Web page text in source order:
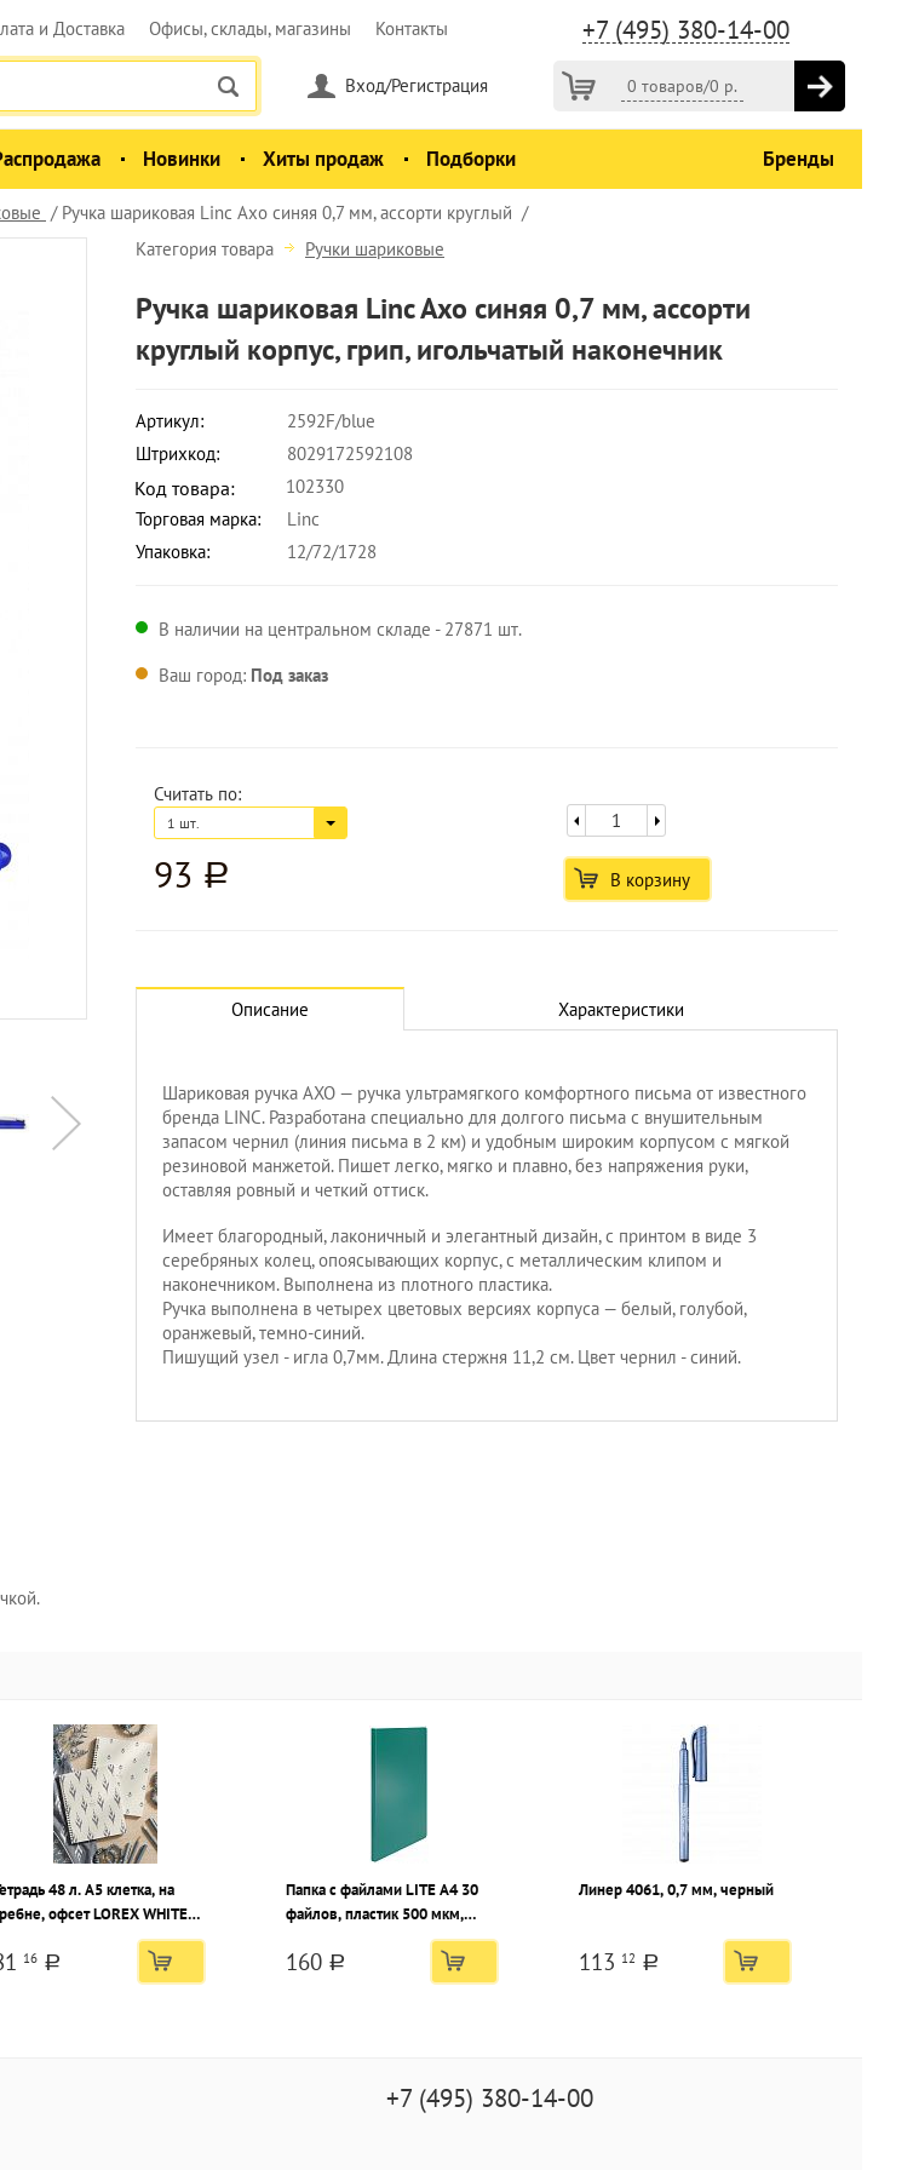
+7 (495) 380-14-00
и Доставка Офисы, склады, магазины Контакты
0 товаров/0 р.
Вход/Регистрация
Новинки Хиты продаж Подборки Бренды
Ручка шариковая Linc Axo синяя 0,7 мм, ассорти круглый
Увеличить изображение
Категория товара Ручки шариковые
Ручка шариковая Linc Axo синяя 0,7 мм, ассорти
круглый корпус, грип, игольчатый наконечник
Артикул:
2592F/blue
Штрихкод:
8029172592108
Код товара:
102330
Торговая марка:
Linc
Упаковка:
12/72/1728
В наличии на центральном складе - 27871 шт.
Ваш город: Под заказ
Считать по:
1 шт.
93 a В корзину
Описание Характеристики
Шариковая ручка AXO — ручка ультрамягкого комфортного письма от известного
бренда LINC. Разработана специально для долгого письма с внушительным
запасом чернил (линия письма в 2 км) и удобным широким корпусом с мягкой
резиновой манжетой. Пишет легко, мягко и плавно, без напряжения руки,
оставляя ровный и четкий оттиск.
Имеет благородный, лаконичный и элегантный дизайн, с принтом в виде 3
серебряных колец, опоясывающих корпус, с металлическим клипом и
наконечником. Выполнена из плотного пластика.
Ручка выполнена в четырех цветовых версиях корпуса — белый, голубой,
оранжевый, темно-синий.
Пишущий узел - игла 0,7мм. Длина стержня 11,2 см. Цвет чернил - синий.
48 л. А5 клетка, на
офсет LOREX WHITE
PATTERN мелованный картон,
форзаца, матовая
ламинация, эмбоссинг
16 a
Папка с файлами LITE А4 30
файлов, пластик 500 мкм,
160 a
Линер 4061, 0,7 мм, черный
113 12 a
+7 (495) 380-14-00